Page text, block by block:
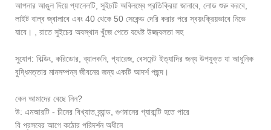
আপনার আঙুল দিয়ে প্যানেলটি, সুইচটি অবিলম্বে প্রতিক্রিয়া জানাবে, লোড শুরু করবে,
লাইট বাল্ব জ্বালাবে এবং 40 থেকে 50 সেকেন্ড দেরি করার পরে স্বয়ংক্রিয়ভাবে নিভে
যাবে। , রাতে সুইচের অবস্থান খুঁজে পেতে যথেষ্ট উজ্জ্বলতা সহ
সুযোগ: বিল্ডিং, করিডোর, ব্যালকনি, গ্যারেজ, বেসমেন্ট ইত্যাদির জন্য উপযুক্ত যা আধুনিক
বুদ্ধিমত্তার মানসম্পন্ন জীবনের জন্য একটি আদর্শ পছন্দ।
কেন আমাদের বেছে নিন?
উ: এমআরটি - চীনের বিখ্যাত ব্র্যান্ড, গুণমানের গ্যারান্টি হতে পারে
বি প্রসবের আগে কঠোর পরিদর্শন অধীনে